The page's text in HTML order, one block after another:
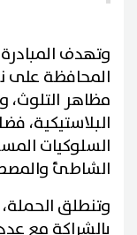
وتهدف
المحافظة على
مظاهر التلوث،
البلاستيكية،
السلوكيات
الشاطئ
وتنطلق
بالشراكة مع